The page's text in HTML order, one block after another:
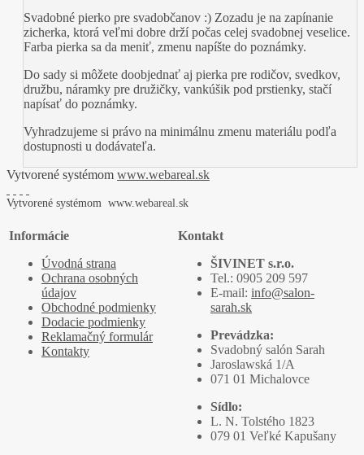
Svadobné pierko pre svadobčanov :) Zozadu je na zapínanie
zicherka, ktorá veľmi dobre drží počas celej svadobnej veselice.
Farba pierka sa da meniť, zmenu napíšte do poznámky.
Do sady si môžete doobjednať aj pierka pre rodičov, svedkov,
družbu, náramky pre družičky, vankúšik pod prstienky, stačí
napísať do poznámky.
Vyhradzujeme si právo na minimálnu zmenu materiálu podľa
dostupnosti u dodávateľa.
Vytvorené systémom www.webareal.sk
Vytvorené systémom www.webareal.sk
Informácie
Úvodná strana
Ochrana osobných
údajov
Obchodné podmienky
Dodacie podmienky
Reklamačný formulár
Kontakty
Kontakt
ŠIVINET s.r.o.
Tel.: 0905 209 597
E-mail: info@salon-
sarah.sk
Prevádzka:
Svadobný salón Sarah
Jaroslawská 1/A
071 01 Michalovce
Sídlo:
L. N. Tolstého 1823
079 01 Veľké Kapušany